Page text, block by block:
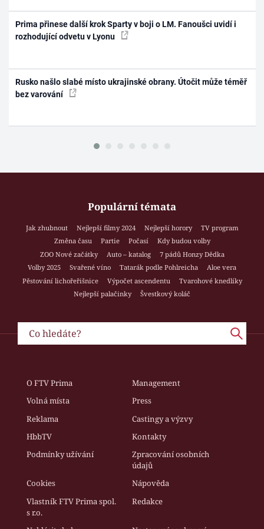
Prima přinese další krok Sparty v boji o LM. Fanoušci uvidí i
rozhodující odvetu v Lyonu
Rusko našlo slabé místo ukrajinské obrany. Útočit může téměř
bez varování
Populární témata
Jak zhubnout Nejlepší filmy 2024 Nejlepší horory
TV program
Změna času
Partie Počasí
Kdy budou volby
ZOO Nové začátky
Auto – katalog
7 pádů Honzy Dědka
Volby 2025
Svařené víno Tatarák podle Pohlreicha
Aloe vera
Pěstování lichořeřišnice
Výpočet ascendentu
Tvarohové knedlíky
Nejlepší palačinky
Švestkový koláč
O FTV Prima
Management
Volná místa
Press
Reklama
Castingy a výzvy
HbbTV
Kontakty
Podmínky užívání
Zpracování osobních
údajů
Cookies
Nápověda
Vlastník FTV Prima spol.
s r.o.
Redakce